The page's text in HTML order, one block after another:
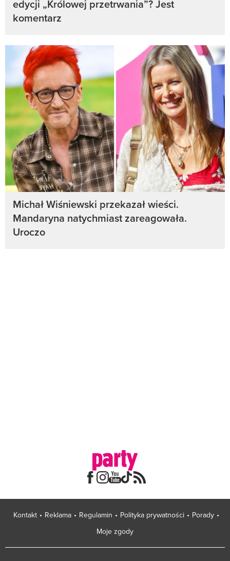
edycji „Królowej przetrwania”? Jest
komentarz
Michał Wiśniewski przekazał wieści.
Mandaryna natychmiast zareagowała.
Uroczo
Kontakt Reklama Regulamin Polityka prywatności
Porady
Moje zgody